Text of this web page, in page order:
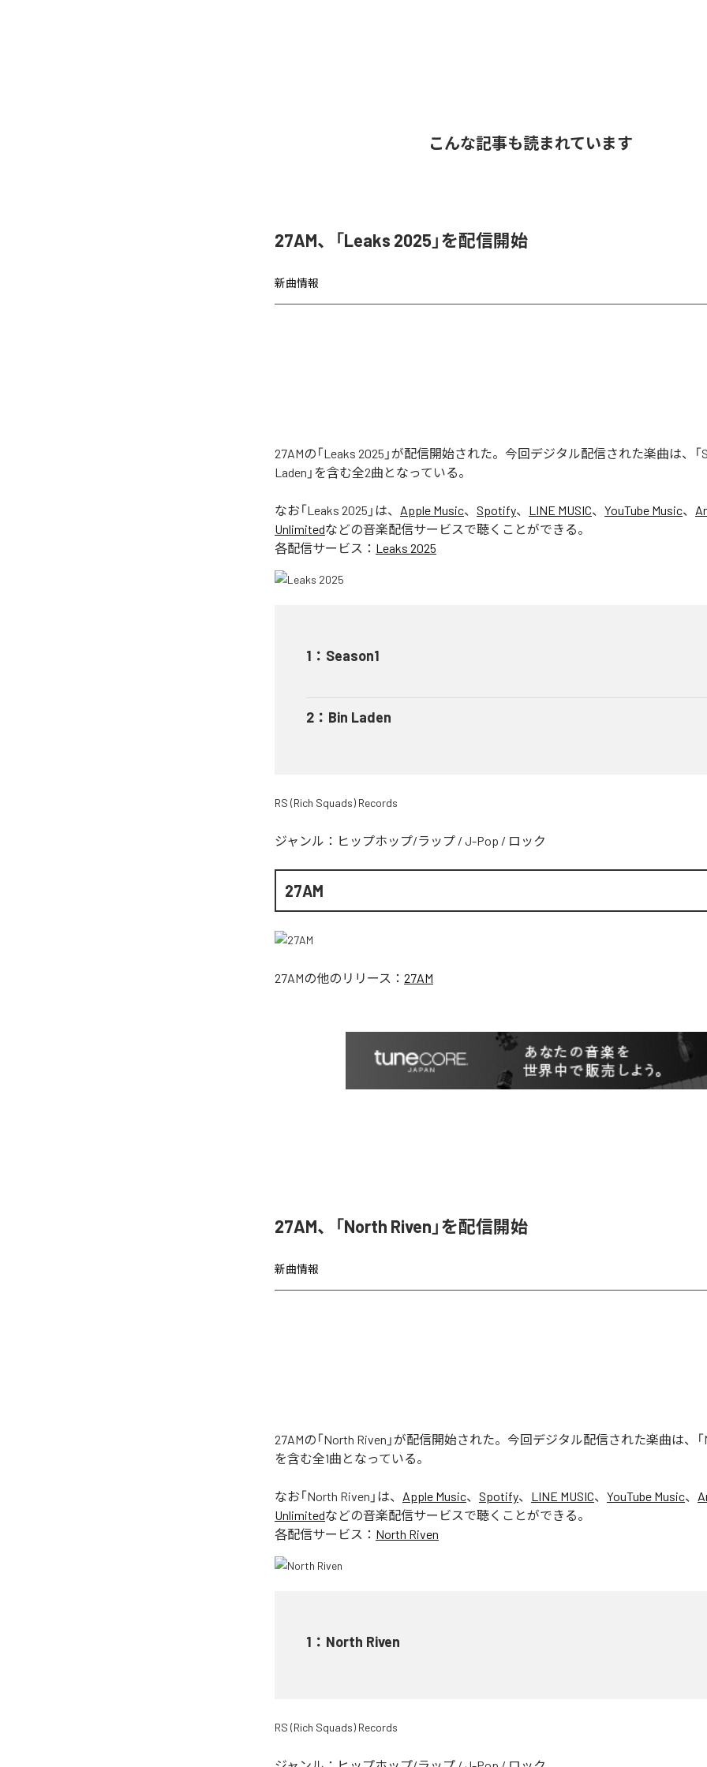
こんな記事も読まれています
27AM、「Leaks 2025」を配信開始
新曲情報
27AMの「Leaks 2025」が配信開始された。今回デジタル配信された楽曲は、「
Laden」を含む全2曲となっている。
なお「Leaks 2025 」は、 Apple Music、 Spotify、 LINE MUSIC、 YouTube Music、
Unlimitedなどの音楽配信サービスで聴くことができる。
各配信サービス： Leaks 2025
1 ： Season1
2 ： Bin Laden
RS (Rich Squads) Records
ジャンル： ヒップホップ/ラップ / J-Pop / ロック
27AM
27AMの他のリリース： 27AM
27AM、「North Riven」を配信開始
新曲情報
27AMの「North Riven」が配信開始された。今回デジタル配信された楽曲は、「
を含む全1曲となっている。
なお「North Riven 」は、 Apple Music、 Spotify、 LINE MUSIC、 YouTube Music、
Unlimitedなどの音楽配信サービスで聴くことができる。
各配信サービス： North Riven
1 ： North Riven
RS (Rich Squads) Records